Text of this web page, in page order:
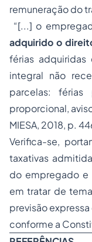
remuneração do
“[...] o
adquirido o
férias
integral não
parcelas:
proporcional,
MIESA, 2018, p.
Verifica-se,
taxativas
do empregado e
em tratar de
previsão
conforme a